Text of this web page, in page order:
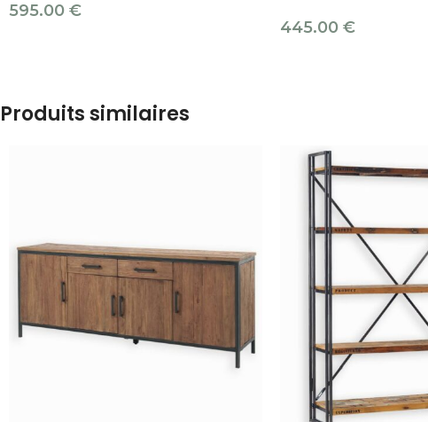
595.00 €
445.00 €
Produits similaires